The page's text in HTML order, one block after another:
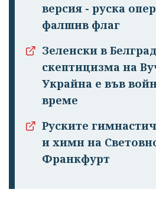
версия - руска
фалшив флаг
Зеленски в
скептицизма на
Украйна е във
време
Руските
и химн на
Франкфурт